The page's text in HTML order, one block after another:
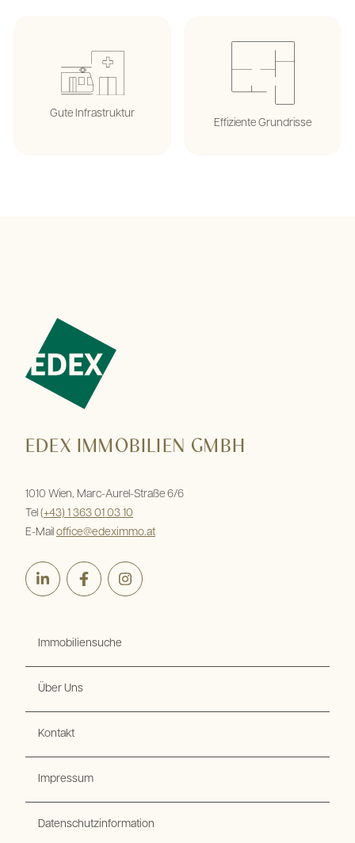
Gute Infrastruktur
Effiziente Grundrisse
EDEX IMMOBILIEN GMBH
1010 Wien, Marc-Aurel-Straße 6/6
Tel (+43) 1 363 01 03 10
E-Mail office@edeximmo.at
LinkedInFacebookInstagram
Immobiliensuche
Über Uns
Kontakt
Impressum
Datenschutzinformation